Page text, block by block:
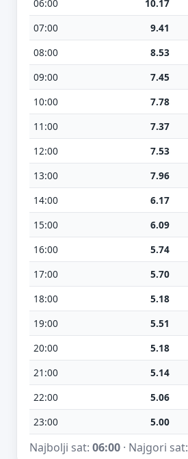
06:00
10.17
07:00
9.41
08:00
8.53
09:00
7.45
10:00
7.78
11:00
7.37
12:00
7.53
13:00
7.96
14:00
6.17
15:00
6.09
16:00
5.74
17:00
5.70
18:00
5.18
19:00
5.51
20:00
5.18
21:00
5.14
22:00
5.06
23:00
5.00
Najbolji sat: 06:00· Najgori sat: